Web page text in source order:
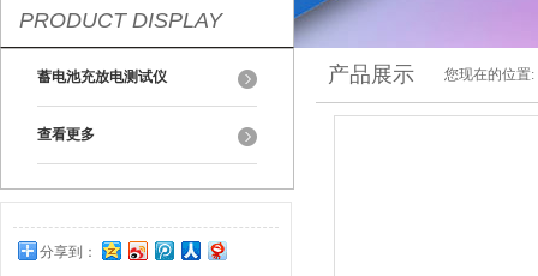
PRODUCT DISPLAY
蓄电池充放电测试仪
查看更多
分享到：
产品展示 您现在的位置: